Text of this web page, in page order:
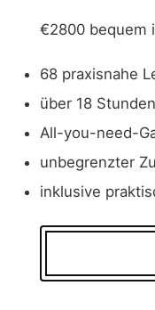
€2800 bequem
68 praxisnahe
über 18
All-you-need-
unbegrenzter
inklusive